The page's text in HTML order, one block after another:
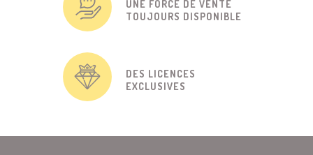
UNE FORCE DE VENTE
TOUJOURS DISPONIBLE
DES LICENCES
EXCLUSIVES